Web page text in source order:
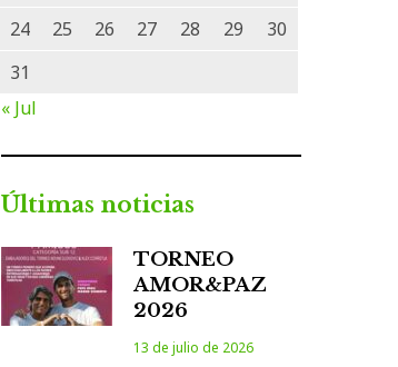
24
25 26 27 28 29
30
31
« Jul
Últimas noticias
TORNEO
AMOR&PAZ
2026
13 de julio de 2026